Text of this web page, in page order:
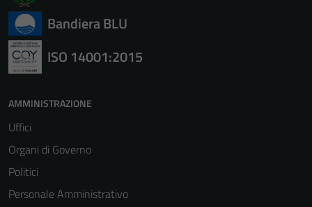
Bandiera BLU
ISO 14001:2015
AMMINISTRAZIONE
Uffici
Organi di Governo
Politici
Personale Amministrativo